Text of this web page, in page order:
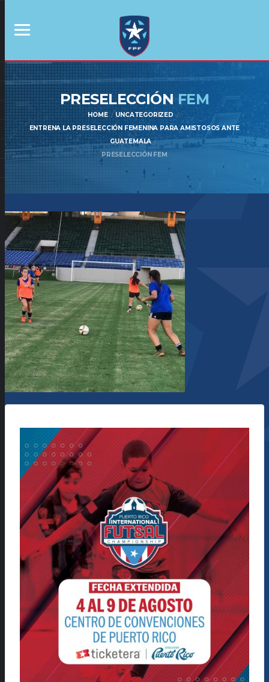
PRESELECCIÓN FEM
HOME
UNCATEGORIZED
ENTRENA LA PRESELECCIÓN FEMENINA PARA AMISTOSOS ANTE
GUATEMALA
PRESELECCIÓN FEM